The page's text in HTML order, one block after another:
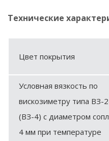
Технические
Цвет покрытия
Условная вязкость по
вискозиметру типа ВЗ-
(ВЗ-4) с диаметром
4 мм при температуре